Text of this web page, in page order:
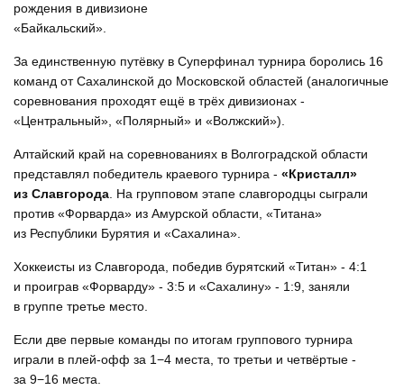
рождения в дивизионе
«Байкальский».
За единственную путёвку в Суперфинал турнира боролись 16
команд от Сахалинской до Московской областей (аналогичные
соревнования проходят ещё в трёх дивизионах -
«Центральный», «Полярный» и «Волжский»).
Алтайский край на соревнованиях в Волгоградской области
представлял победитель краевого турнира - «Кристалл»
из Славгорода . На групповом этапе славгородцы сыграли
против «Форварда» из Амурской области, «Титана»
из Республики Бурятия и «Сахалина».
Хоккеисты из Славгорода, победив бурятский «Титан» - 4:1
и проиграв «Форварду» - 3:5 и «Сахалину» - 1:9, заняли
в группе третье место.
Если две первые команды по итогам группового турнира
играли в плей-офф за 1−4 места, то третьи и четвёртые -
за 9−16 места.